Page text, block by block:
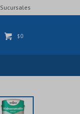
$0
Sucursales